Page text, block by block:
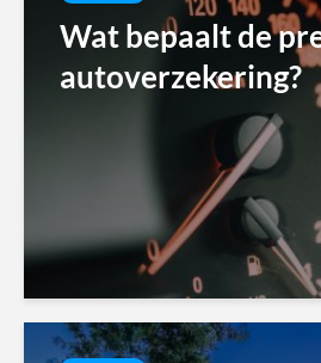
Wat bepaalt de
autoverzekering?